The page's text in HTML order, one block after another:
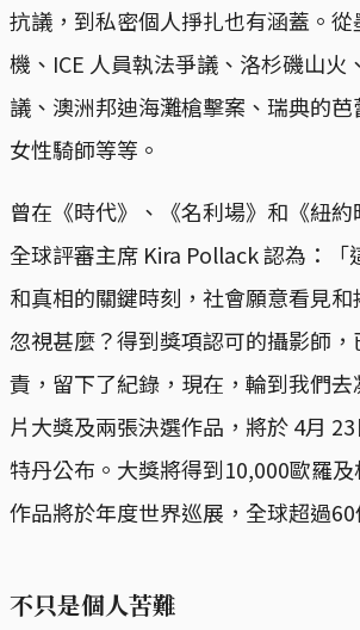
抗議，到私密個人掙扎也有涵蓋。
機、ICE 人員執法爭議、洛杉磯山火
議、澳洲邦迪海灘槍擊案、瑞典的
女性騎師等等。
曾在《時代》、《名利場》和《紐約
全球評審主席 Kira Pollack 認為：「
和真相的關鍵時刻，社會願意看見
忽視甚麼？得到獎項認可的攝影師
責，留下了紀錄，現在，輪到我們
片大獎及兩張決選作品，將於 4月
特丹公布。大獎將得到10,000歐羅
作品將於年度世界巡展，全球超過60
不只是個人苦難